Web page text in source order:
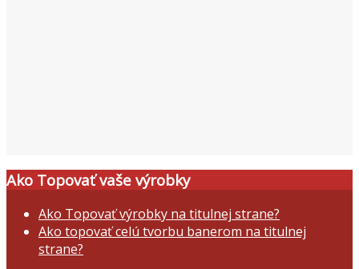
Ako Topovať vaše výrobky
Ako Topovať výrobky na titulnej strane?
Ako topovať celú tvorbu banerom na titulnej
strane?